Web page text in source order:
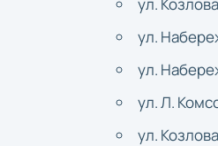
ул.
ул.
ул. Л.
ул.